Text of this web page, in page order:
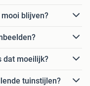
blijven?
dat moeilijk?
tuinstijlen?